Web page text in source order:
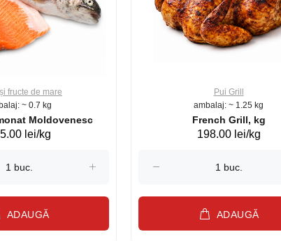
fructe de mare
~ 0.7 kg
Păstrav Somonat Moldovenesc
lei/kg
ADAUGĂ
Pui Grill
ambalaj: ~ 1.25 kg
French Grill, kg
198.00 lei/kg
ADAUGĂ